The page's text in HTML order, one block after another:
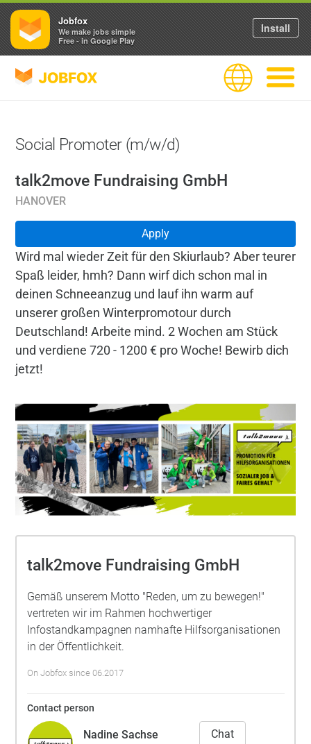
JOBFOX Navigate
Language
Social Promoter (m/w/d)
talk2move Fundraising GmbH
HANOVER
Apply
Wird mal wieder Zeit für den Skiurlaub? Aber teurer
Spaß leider, hmh? Dann wirf dich schon mal in
deinen Schneeanzug und lauf ihn warm auf
unserer großen Winterpromotour durch
Deutschland! Arbeite mind. 2 Wochen am Stück
und verdiene 720 - 1200 € pro Woche! Bewirb dich
jetzt!
talk2move Fundraising GmbH
Gemäß unserem Motto "Reden, um zu bewegen!"
vertreten wir im Rahmen hochwertiger
Infostandkampagnen namhafte Hilfsorganisationen
in der Öffentlichkeit.
On Jobfox since 06.2017
Contact person
Nadine Sachse Chat
Jobfox
We make jobs simple
Free - in Google Play
Install